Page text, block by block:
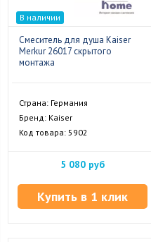
В наличии
Смеситель для душа Kaiser
Merkur 26017 скрытого
монтажа
Страна: Германия
Бренд: Kaiser
Код товара: 5902
5 080 руб
Купить в 1 клик